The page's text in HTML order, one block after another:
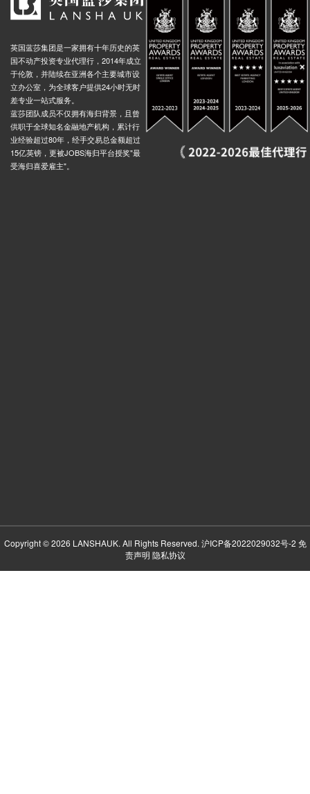
英国蓝莎集团是一家拥有十年历史的英
国不动产投资专业代理行，2014年成立
于伦敦，并陆续在亚洲各个主要城市设
立办公室，为全球客户提供24小时无时
差专业一站式服务。
蓝莎团队成员不仅拥有海归背景，且曾
供职于全球知名金融地产机构，累计行
业经验超过80年，经手交易总金额超过
15亿英镑，更被JOBS海归平台授奖"最
受海归喜爱雇主"。
Copyright © 2026 LANSHAUK. All Rights Reserved. 沪ICP备2022029032号-2 免
责声明 隐私协议